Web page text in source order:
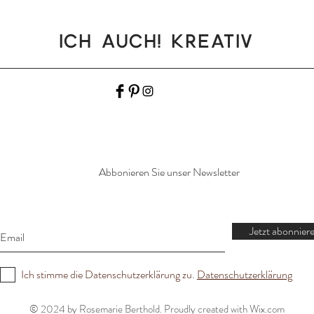
Ich auch! Kreativ
Abbonieren Sie unser Newsletter
Jetzt
Ich stimme die Datenschutzerklärung zu. Datenschutzerklärung
© 2024 by Rosemarie Berthold. Proudly created withWix.com